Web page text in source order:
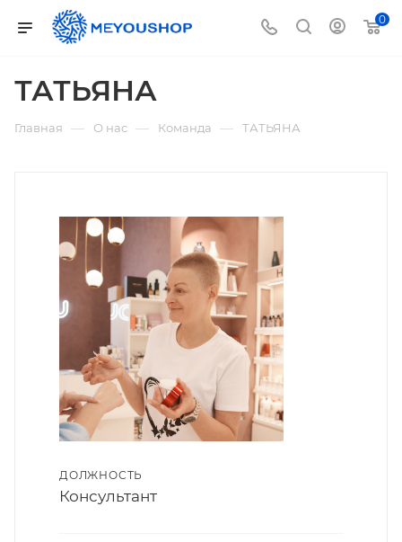
0
ТАТЬЯНА
Главная — О нас — Команда — ТАТЬЯНА
ДОЛЖНОСТЬ
Консультант